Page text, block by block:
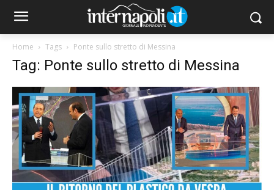
Home Tags Ponte sullo stretto di Messina
Tag: Ponte sullo stretto di Messina